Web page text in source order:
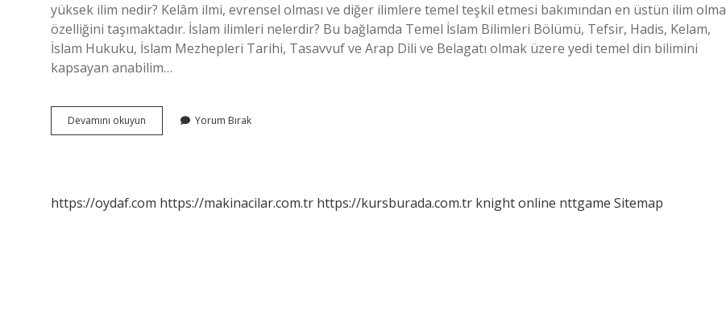
yüksek ilim nedir? Kelâm ilmi, evrensel olması ve diğer ilimlere temel teşkil etmesi bakımından en üstün ilim olma
özelliğini taşımaktadır. İslam ilimleri nelerdir? Bu bağlamda Temel İslam Bilimleri Bölümü, Tefsir, Hadis, Kelam,
İslam Hukuku, İslam Mezhepleri Tarihi, Tasavvuf ve Arap Dili ve Belagatı olmak üzere yedi temel din bilimini
kapsayan anabilim…
Devamını okuyun
Ilim
Yorum Bırak
https://oydaf.com https://makinacilar.com.tr https://kursburada.com.tr knight online nttgame Sitemap